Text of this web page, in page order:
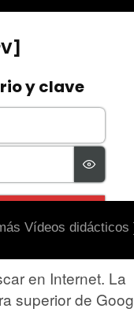
Vídeos didácticos
en Internet. La
superior de